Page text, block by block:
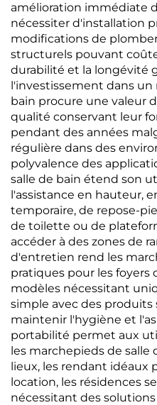
amélioration immédiate
nécessiter d'installation
modifications de
structurels pouvant
durabilité et la longévité
l'investissement dans un
bain procure une valeur
qualité conservant leur
pendant des années
régulière dans des
polyvalence des
salle de bain étend son
l'assistance en hauteur,
temporaire, de repose-
de toilette ou de
accéder à des zones de
d'entretien rend les
pratiques pour les foyers
modèles nécessitant
simple avec des
maintenir l'hygiène et
portabilité permet aux
les marchepieds de
lieux, les rendant idéaux
location, les résidences
nécessitant des